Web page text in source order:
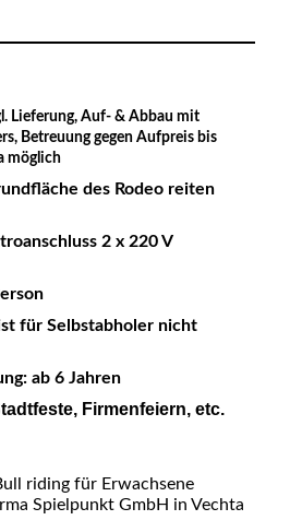
Lieferung, Auf- & Abbau mit
Betreuung gegen Aufpreis bis
möglich
des Rodeo reiten
2 x 220 V
für Selbstabholer nicht
ab 6 Jahren
Firmenfeiern, etc.
riding für Erwachsene
Spielpunkt GmbH in Vechta